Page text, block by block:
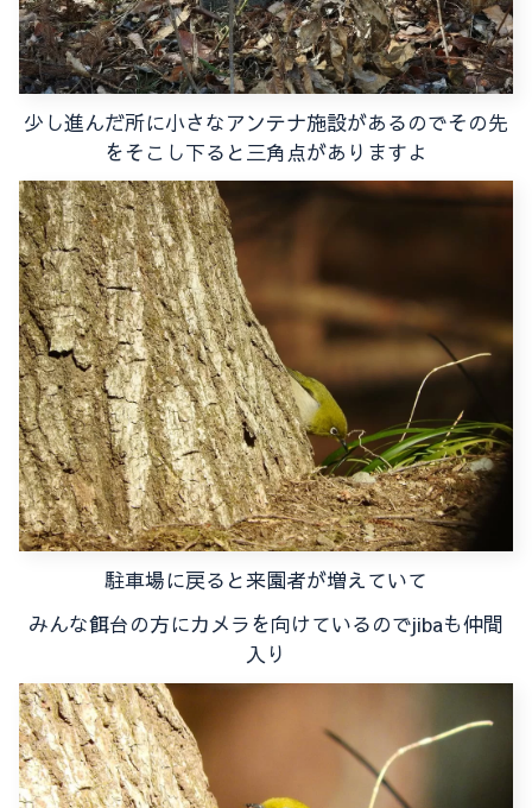
少し進んだ所に小さなアンテナ施設があるのでその先
をそこし下ると三角点がありますよ
駐車場に戻ると来園者が増えていて
みんな餌台の方にカメラを向けているのでjibaも仲間
入り